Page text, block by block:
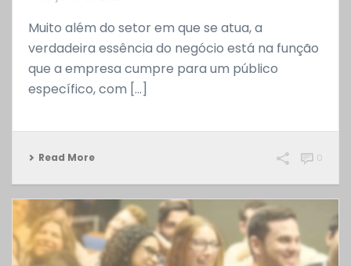
Muito além do setor em que se atua, a
verdadeira essência do negócio está na função
que a empresa cumpre para um público
específico, com [...]
Read More 0